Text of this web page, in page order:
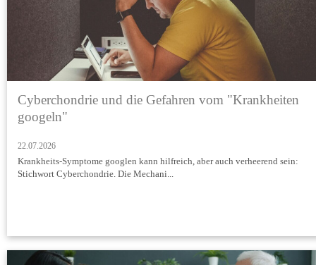
Cyberchondrie und die Gefahren vom "Krankheiten
googeln"
22.07.2026
Krankheits-Symptome googlen kann hilfreich, aber auch verheerend sein:
Stichwort Cyberchondrie. Die Mechani...